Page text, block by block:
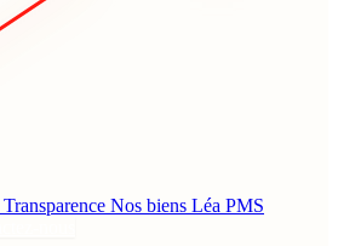
Transparence Nos biens Léa PMS